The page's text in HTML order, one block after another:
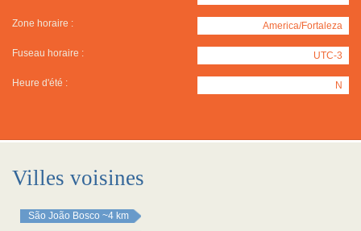
Zone horaire : America/Fortaleza
Fuseau horaire : UTC-3
Heure d'été : N
Villes voisines
São João Bosco ~4 km